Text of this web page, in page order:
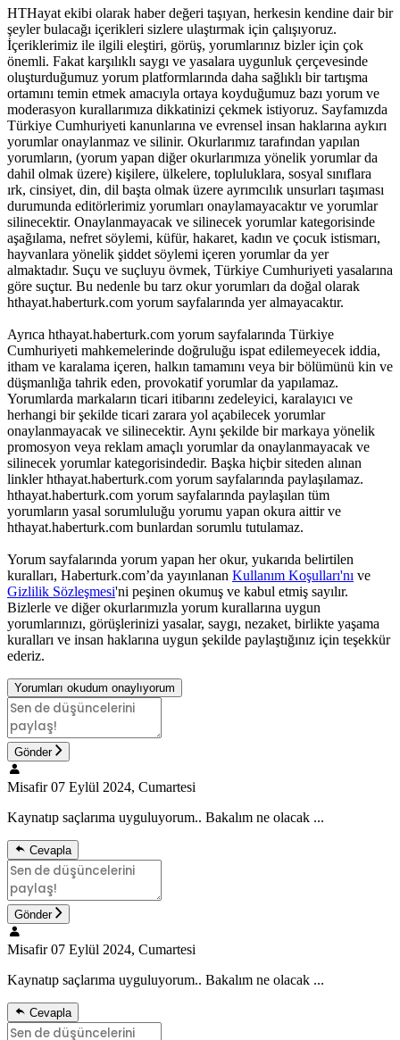
HTHayat ekibi olarak haber değeri taşıyan, herkesin kendine dair bir
şeyler bulacağı içerikleri sizlere ulaştırmak için çalışıyoruz.
İçeriklerimiz ile ilgili eleştiri, görüş, yorumlarınız bizler için çok
önemli. Fakat karşılıklı saygı ve yasalara uygunluk çerçevesinde
oluşturduğumuz yorum platformlarında daha sağlıklı bir tartışma
ortamını temin etmek amacıyla ortaya koyduğumuz bazı yorum ve
moderasyon kurallarımıza dikkatinizi çekmek istiyoruz. Sayfamızda
Türkiye Cumhuriyeti kanunlarına ve evrensel insan haklarına aykırı
yorumlar onaylanmaz ve silinir. Okurlarımız tarafından yapılan
yorumların, (yorum yapan diğer okurlarımıza yönelik yorumlar da
dahil olmak üzere) kişilere, ülkelere, topluluklara, sosyal sınıflara
ırk, cinsiyet, din, dil başta olmak üzere ayrımcılık unsurları taşıması
durumunda editörlerimiz yorumları onaylamayacaktır ve yorumlar
silinecektir. Onaylanmayacak ve silinecek yorumlar kategorisinde
aşağılama, nefret söylemi, küfür, hakaret, kadın ve çocuk istismarı,
hayvanlara yönelik şiddet söylemi içeren yorumlar da yer
almaktadır. Suçu ve suçluyu övmek, Türkiye Cumhuriyeti yasalarına
göre suçtur. Bu nedenle bu tarz okur yorumları da doğal olarak
hthayat.haberturk.com yorum sayfalarında yer almayacaktır.
Ayrıca hthayat.haberturk.com yorum sayfalarında Türkiye
Cumhuriyeti mahkemelerinde doğruluğu ispat edilemeyecek iddia,
itham ve karalama içeren, halkın tamamını veya bir bölümünü kin ve
düşmanlığa tahrik eden, provokatif yorumlar da yapılamaz.
Yorumlarda markaların ticari itibarını zedeleyici, karalayıcı ve
herhangi bir şekilde ticari zarara yol açabilecek yorumlar
onaylanmayacak ve silinecektir. Aynı şekilde bir markaya yönelik
promosyon veya reklam amaçlı yorumlar da onaylanmayacak ve
silinecek yorumlar kategorisindedir. Başka hiçbir siteden alınan
linkler hthayat.haberturk.com yorum sayfalarında paylaşılamaz.
hthayat.haberturk.com yorum sayfalarında paylaşılan tüm
yorumların yasal sorumluluğu yorumu yapan okura aittir ve
hthayat.haberturk.com bunlardan sorumlu tutulamaz.
Yorum sayfalarında yorum yapan her okur, yukarıda belirtilen
kuralları, Haberturk.com’da yayınlanan Kullanım Koşulları'nı ve
Gizlilik Sözleşmesi'ni peşinen okumuş ve kabul etmiş sayılır.
Bizlerle ve diğer okurlarımızla yorum kurallarına uygun
yorumlarınızı, görüşlerinizi yasalar, saygı, nezaket, birlikte yaşama
kuralları ve insan haklarına uygun şekilde paylaştığınız için teşekkür
ederiz.
Yorumları okudum onaylıyorum
Gönder
Misafir 07 Eylül 2024, Cumartesi
Kaynatıp saçlarıma uyguluyorum.. Bakalım ne olacak ...
Cevapla
Gönder
Misafir 07 Eylül 2024, Cumartesi
Kaynatıp saçlarıma uyguluyorum.. Bakalım ne olacak ...
Cevapla